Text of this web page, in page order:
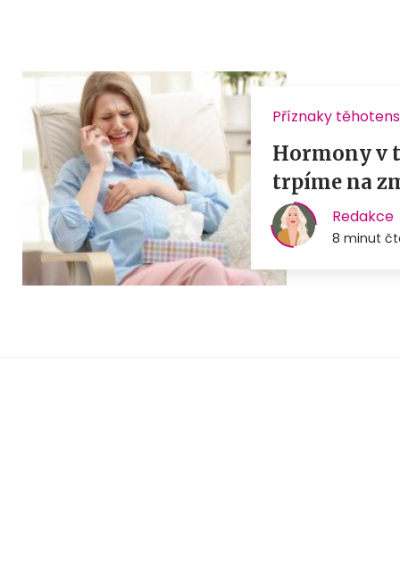
Příznaky
Hormony v
trpíme na
Redakce
8 minut